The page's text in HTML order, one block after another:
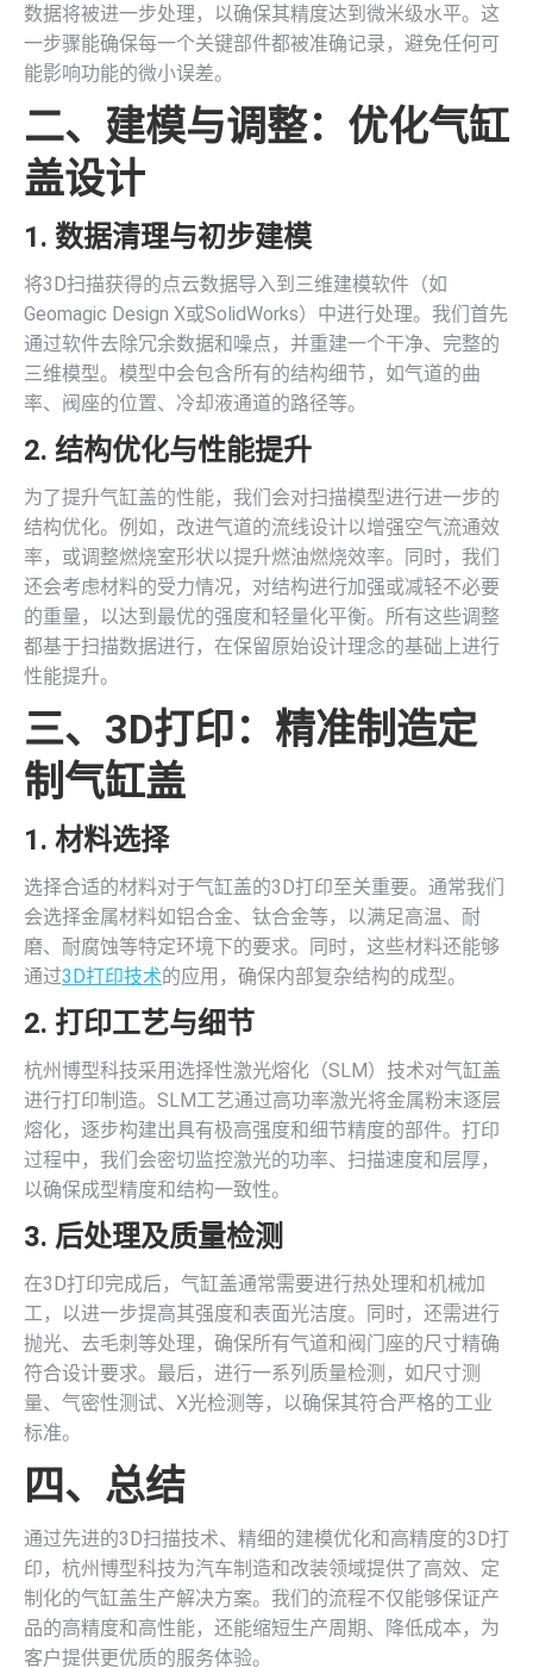
数据将被进一步处理，以确保其精度达到微米级水平。这
一步骤能确保每一个关键部件都被准确记录，避免任何可
能影响功能的微小误差。
二、建模与调整：优化气缸
盖设计
1. 数据清理与初步建模
将3D扫描获得的点云数据导入到三维建模软件（如
Geomagic Design X或SolidWorks）中进行处理。我们首先
通过软件去除冗余数据和噪点，并重建一个干净、完整的
三维模型。模型中会包含所有的结构细节，如气道的曲
率、阀座的位置、冷却液通道的路径等。
2. 结构优化与性能提升
为了提升气缸盖的性能，我们会对扫描模型进行进一步的
结构优化。例如，改进气道的流线设计以增强空气流通效
率，或调整燃烧室形状以提升燃油燃烧效率。同时，我们
还会考虑材料的受力情况，对结构进行加强或减轻不必要
的重量，以达到最优的强度和轻量化平衡。所有这些调整
都基于扫描数据进行，在保留原始设计理念的基础上进行
性能提升。
三、 3D打印：精准制造定
制气缸盖
1. 材料选择
选择合适的材料对于气缸盖的3D打印至关重要。通常我们
会选择金属材料如铝合金、钛合金等，以满足高温、耐
磨、耐腐蚀等特定环境下的要求。同时，这些材料还能够
通过3D打印技术的应用，确保内部复杂结构的成型。
2. 打印工艺与细节
杭州博型科技采用选择性激光熔化（SLM）技术对气缸盖
进行打印制造。SLM工艺通过高功率激光将金属粉末逐层
熔化，逐步构建出具有极高强度和细节精度的部件。打印
过程中，我们会密切监控激光的功率、扫描速度和层厚，
以确保成型精度和结构一致性。
3. 后处理及质量检测
在3D打印完成后，气缸盖通常需要进行热处理和机械加
工，以进一步提高其强度和表面光洁度。同时，还需进行
抛光、去毛刺等处理，确保所有气道和阀门座的尺寸精确
符合设计要求。最后，进行一系列质量检测，如尺寸测
量、气密性测试、X光检测等，以确保其符合严格的工业
标准。
四、总结
通过先进的3D扫描技术、精细的建模优化和高精度的3D打
印，杭州博型科技为汽车制造和改装领域提供了高效、定
制化的气缸盖生产解决方案。我们的流程不仅能够保证产
品的高精度和高性能，还能缩短生产周期、降低成本，为
客户提供更优质的服务体验。